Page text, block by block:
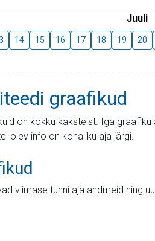
Juuli
14 15 16 17 18 19 20
graafikud
on kokku kaksteist. Iga
olev info on kohaliku aja järgi.
viimase tunni aja andmeid ning